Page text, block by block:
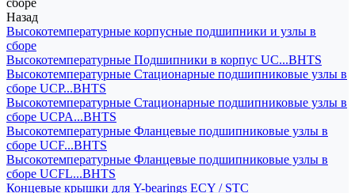
сборе
Назад
Высокотемпературные корпусные подшипники и узлы в
сборе
Высокотемпературные Подшипники в корпус UC...BHTS
Высокотемпературные Стационарные подшипниковые узлы в
сборе UCP...BHTS
Высокотемпературные Стационарные подшипниковые узлы в
сборе UCPA...BHTS
Высокотемпературные Фланцевые подшипниковые узлы в
сборе UCF...BHTS
Высокотемпературные Фланцевые подшипниковые узлы в
сборе UCFL...BHTS
Концевые крышки для Y-bearings ECY / STC